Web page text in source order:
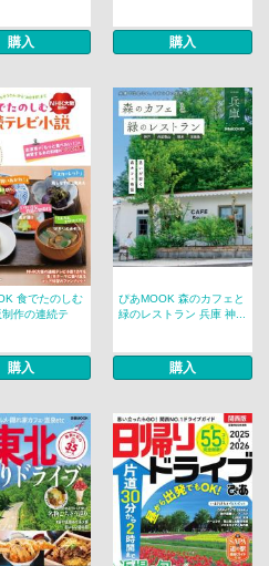
購入 購入
食でたのしむ
作の連続テ
購入
ぴあMOOK 森のカフェと
緑のレストラン 兵庫 神...
購入